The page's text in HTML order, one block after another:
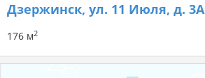
Дзержинск, ул. 11 Июля, д. 3А
176 м2